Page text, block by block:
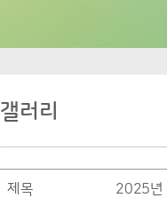
갤러리
제목 2025년